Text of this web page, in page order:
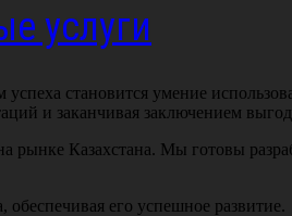
услуги
становится умение
и заканчивая заключением
Казахстана. Мы готовы
его успешное развитие.